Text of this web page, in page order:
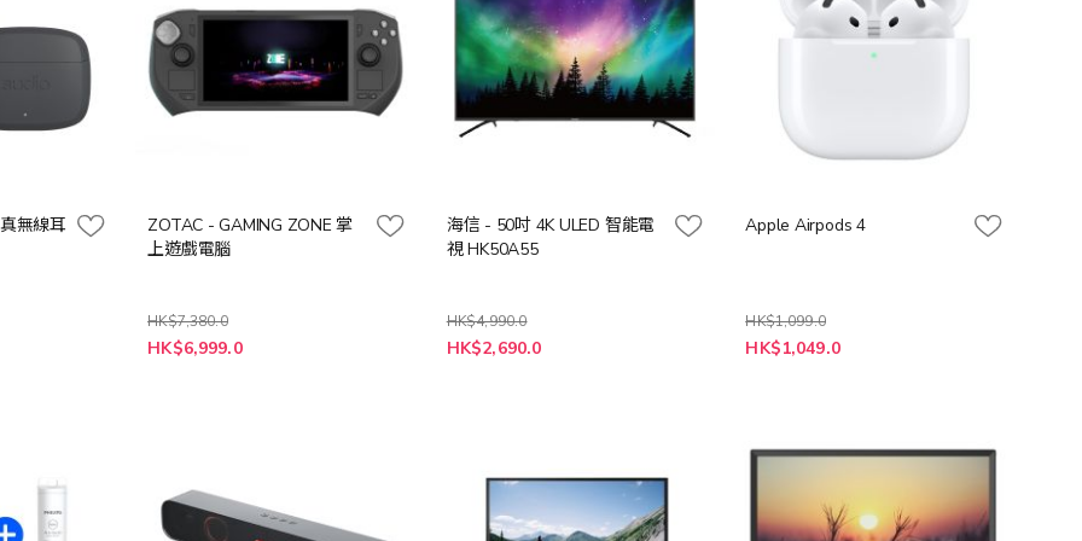
無線耳
ZOTAC - GAMING ZONE 掌
上遊戲電腦
HK$7,380.0
特
殊
HK$6,999.0
海信 - 50吋 4K ULED 智能電
視 HK50A55
HK$4,990.0
特
殊
HK$2,690.0
Apple Airpods 4
HK$1,099.0
特
殊
HK$1,049.0